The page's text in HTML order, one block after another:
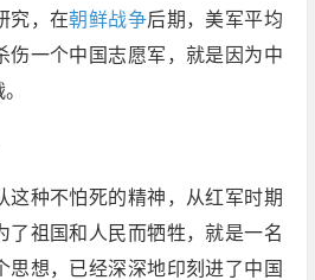
究，在朝鲜战争后期，美军平均
伤一个中国志愿军，就是因为中
这种不怕死的精神，从红军时期
了祖国和人民而牺牲，就是一名
思想，已经深深地印刻进了中国